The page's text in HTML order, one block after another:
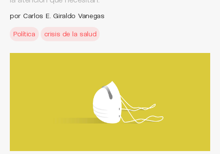
por Carlos E. Giraldo Vanegas
Política crisis de la salud